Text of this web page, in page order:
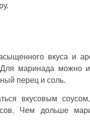
вкуса и
маринада можно
перец и соль.
вкусовым
Чем дольше